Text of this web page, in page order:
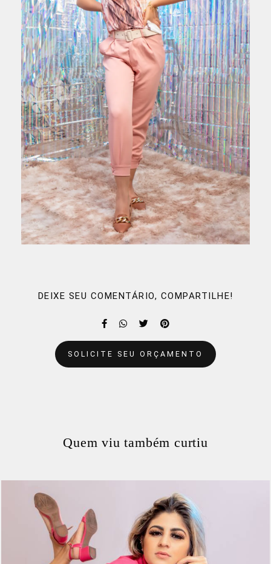
DEIXE SEU COMENTÁRIO, COMPARTILHE!
SOLICITE SEU ORÇAMENTO
Quem viu também curtiu